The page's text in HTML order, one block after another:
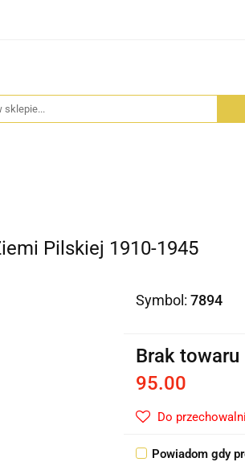
Pilskiej 1910-1945
Symbol:7894
Brak towaru
95.00
Do przechowalni
Powiadom gdy